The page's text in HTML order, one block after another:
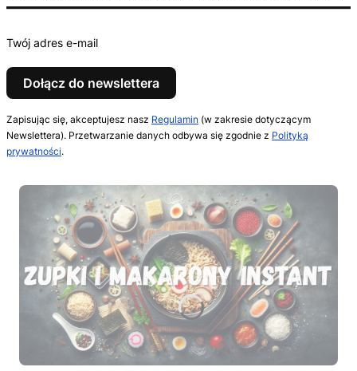
Twój adres e-mail
Dołącz do newslettera
Zapisując się, akceptujesz nasz Regulamin (w zakresie dotyczącym
Newslettera). Przetwarzanie danych odbywa się zgodnie z Polityką
prywatności.